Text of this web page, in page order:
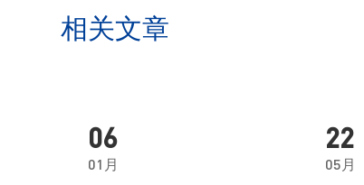
相关文章
06
01月
22
05月